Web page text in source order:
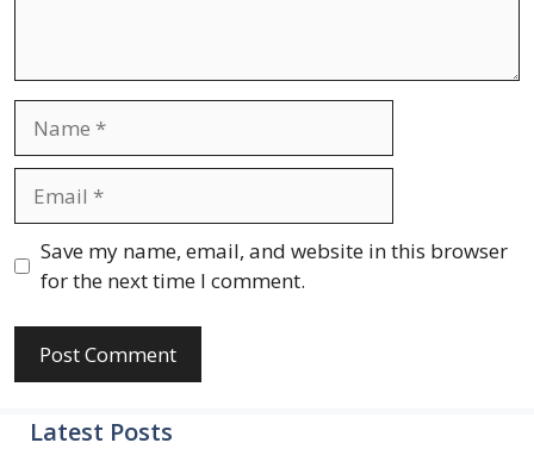
Website
Save my name, email, and website in this browser
for the next time I comment.
Latest Posts